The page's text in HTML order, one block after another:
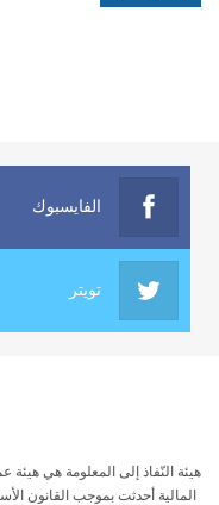
الهياكل
الفايسبوك
تويتر
هيئة النّفاذ إلى المعلومة هي هيئة